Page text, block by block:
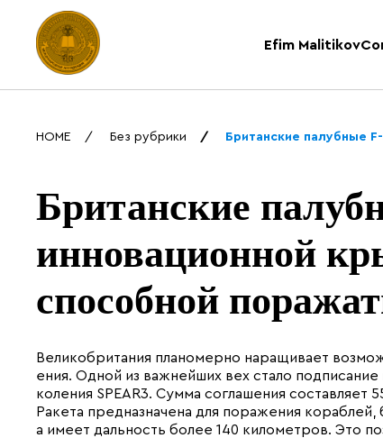
Efim Malitikov
HOME Без рубрики Британские палубные
Британские
инновационной
способной
Великобритания планомерно наращивает
ения. Одной из важнейших вех стало
коления SPEAR3. Сумма соглашения составляет
Ракета предназначена для поражения
а имеет дальность более 140 километров. Это